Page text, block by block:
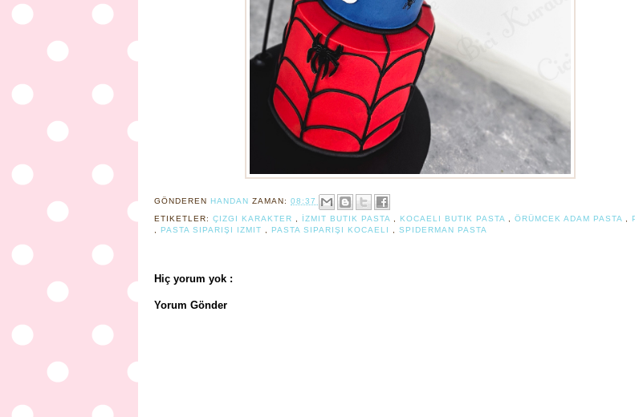
GÖNDEREN HANDAN ZAMAN: 08:37
ETIKETLER: ÇIZGI KARAKTER İZMIT BUTIK PASTA KOCAELI BUTIK PASTA ÖRÜMCEK ADAM PASTA
PASTA SIPARIŞI IZMIT PASTA SIPARIŞI KOCAELI SPIDERMAN PASTA
Hiç yorum yok :
Yorum Gönder